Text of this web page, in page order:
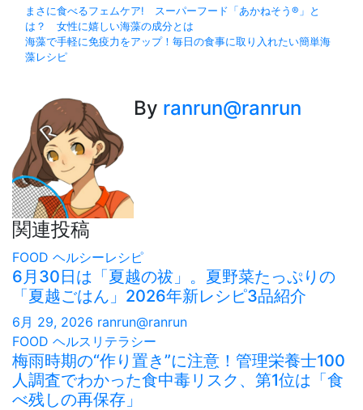
投
稿
ビ
ゲ
ー
シ
ョ
ン
まさに食べるフェムケア! スーパーフード「あかねそう®」と
は？ 女性に嬉しい海藻の成分とは
海藻で手軽に免疫力をアップ！毎日の食事に取り入れたい簡単海
藻レシピ
By ranrun@ranrun
関連投稿
FOOD ヘルシーレシピ
6月30日は「夏越の祓」。夏野菜たっぷりの
「夏越ごはん」2026年新レシピ3品紹介
6月 29, 2026 ranrun@ranrun
FOOD ヘルスリテラシー
梅雨時期の“作り置き”に注意！管理栄養士100
人調査でわかった食中毒リスク、第1位は「食
べ残しの再保存」